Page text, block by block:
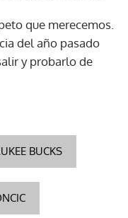
que merecemos.
del año pasado
y probarlo de
BUCKS